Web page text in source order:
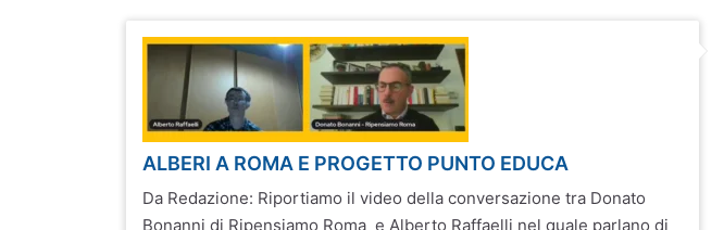
ALBERI A ROMA E PROGETTO PUNTO EDUCA
Da Redazione: Riportiamo il video della conversazione tra Donato
Bonanni di Ripensiamo Roma e Alberto Raffaelli nel quale parlano di